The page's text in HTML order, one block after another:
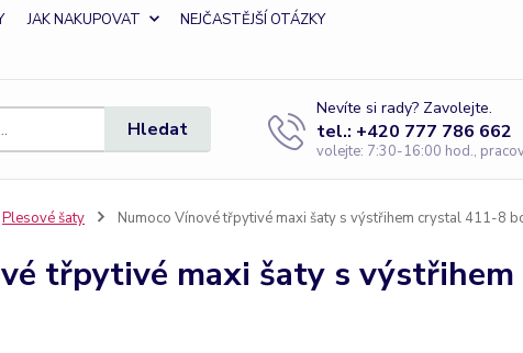
JAK NAKUPOVAT
NEJČASTĚJŠÍ OTÁZKY
Hledat
Nevíte si rady? Zavolejte.
tel.: +420 777 786 662
volejte: 7:30-16:00 hod.,
Plesové šaty Numoco Vínové třpytivé maxi šaty s výstřihem crystal 411-8
třpytivé maxi šaty s